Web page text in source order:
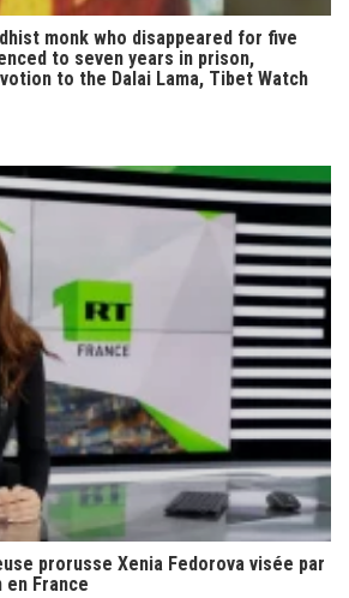
monk who disappeared for five
to seven years in prison,
to the Dalai Lama, Tibet Watch
prorusse Xenia Fedorova visée par
en France